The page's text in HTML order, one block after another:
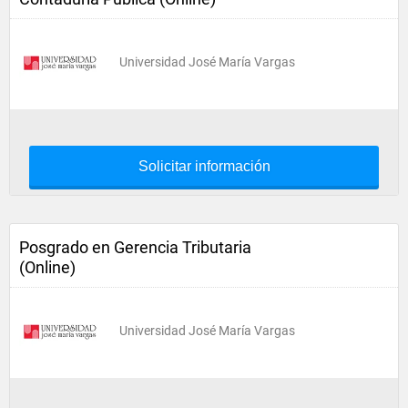
Universidad José María Vargas
Solicitar información
Posgrado en Gerencia Tributaria
(Online)
Universidad José María Vargas